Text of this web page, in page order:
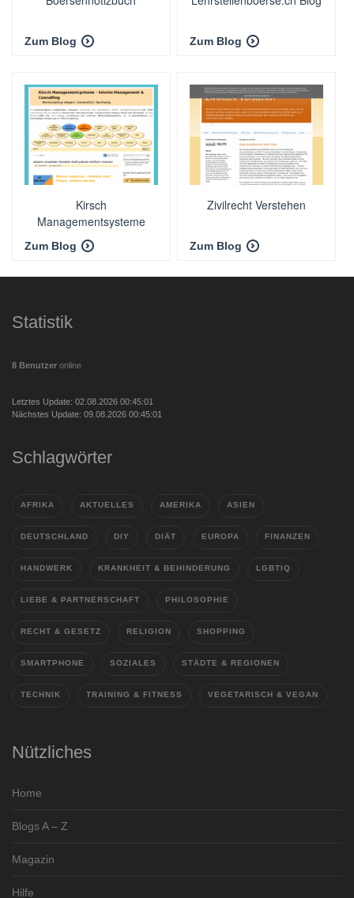
Zum Blog Zum Blog
Kirsch
Managementsysteme
Interim Management &
Consulting
Zum Blog
Zivilrecht Verstehen
Zum Blog
Statistik
8 Benutzer online
Letztes Update: 02.08.2026 00:45:01
Nächstes Update: 09.08.2026 00:45:01
Schlagwörter
AFRIKA AKTUELLES AMERIKA ASIEN
DEUTSCHLAND DIY DIÄT EUROPA FINANZEN
HANDWERK KRANKHEIT & BEHINDERUNG LGBTIQ
LIEBE & PARTNERSCHAFT PHILOSOPHIE
RECHT & GESETZ RELIGION SHOPPING
SMARTPHONE SOZIALES STÄDTE & REGIONEN
TECHNIK TRAINING & FITNESS VEGETARISCH & VEGAN
Nützliches
Home
Blogs A – Z
Magazin
Hilfe